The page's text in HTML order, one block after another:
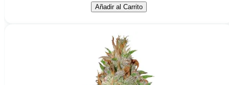
Añadir al Carrito